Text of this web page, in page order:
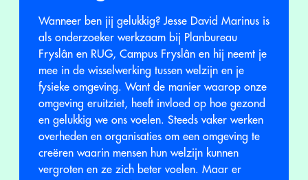
Wanneer ben jij gelukkig? Jesse David Marinus is
als onderzoeker werkzaam bij Planbureau
Fryslân en RUG, Campus Fryslân en hij neemt je
mee in de wisselwerking tussen welzijn en je
fysieke omgeving. Want de manier waarop onze
omgeving eruitziet, heeft invloed op hoe gezond
en gelukkig we ons voelen. Steeds vaker werken
overheden en organisaties om een omgeving te
creëren waarin mensen hun welzijn kunnen
vergroten en ze zich beter voelen. Maar er